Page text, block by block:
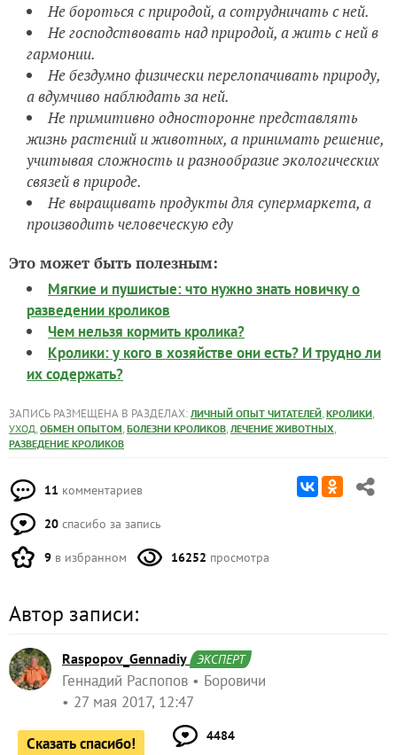
Не бороться с природой, а сотрудничать с ней.
Не господствовать над природой, а жить с ней в
гармонии.
Не бездумно физически перелопачивать природу,
а вдумчиво наблюдать за ней.
Не примитивно односторонне представлять
жизнь растений и животных, а принимать решение,
учитывая сложность и разнообразие экологических
связей в природе.
Не выращивать продукты для супермаркета, а
производить человеческую еду
Это может быть полезным:
Мягкие и пушистые: что нужно знать новичку о
разведении кроликов
Чем нельзя кормить кролика?
Кролики: у кого в хозяйстве они есть? И трудно ли
их содержать?
ЗАПИСЬ РАЗМЕЩЕНА В РАЗДЕЛАХ: ЛИЧНЫЙ ОПЫТ ЧИТАТЕЛЕЙ, КРОЛИКИ,
УХОД, ОБМЕН ОПЫТОМ, БОЛЕЗНИ КРОЛИКОВ, ЛЕЧЕНИЕ ЖИВОТНЫХ,
РАЗВЕДЕНИЕ КРОЛИКОВ
11 комментариев
20 спасибо за запись
9 в избранном 16252 просмотра
Автор записи:
Raspopov_Gennadiy ЭКСПЕРТ
Геннадий Распопов
Боровичи
27 мая 2017, 12:47
Сказать спасибо! 4484